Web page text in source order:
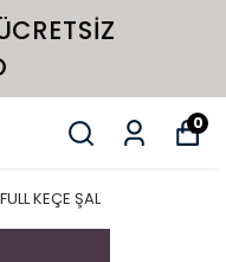
0
FULL KEÇE ŞAL